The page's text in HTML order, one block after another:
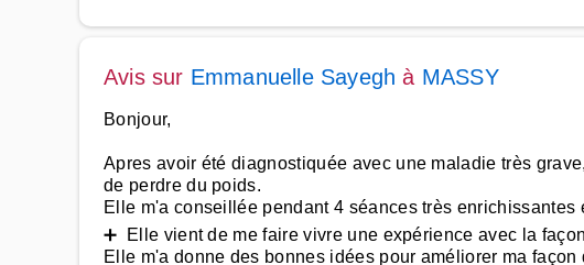
Avis sur Emmanuelle Sayegh à MASSY
Bonjour,
Apres avoir été diagnostiquée avec une maladie très
de perdre du poids.
Elle m'a conseillée pendant 4 séances très
➕ Elle vient de me faire vivre une expérience avec la
Elle m'a donne des bonnes idées pour améliorer ma façon